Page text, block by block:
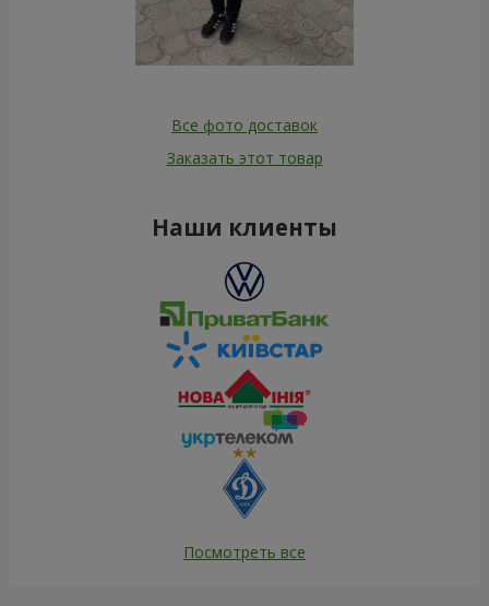
Все фото доставок
Заказать этот товар
Наши клиенты
Посмотреть все